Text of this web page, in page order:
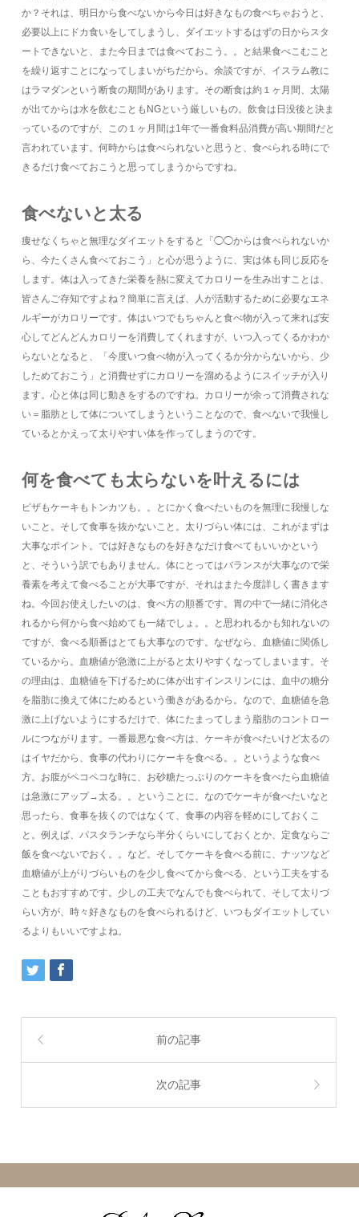
か？それは、明日から食べないから今日は好きなもの食べちゃおうと、
必要以上にドカ食いをしてしまうし、ダイエットするはずの日からスタ
ートできないと、また今日までは食べておこう。。と結果食べこむこと
を繰り返すことになってしまいがちだから。余談ですが、イスラム教に
はラマダンという断食の期間があります。その断食は約１ヶ月間、太陽
が出てからは水を飲むこともNGという厳しいもの。飲食は日没後と決ま
っているのですが、この１ヶ月間は1年で一番食料品消費が高い期間だと
言われています。何時からは食べられないと思うと、食べられる時にで
きるだけ食べておこうと思ってしまうからですね。
食べないと太る
痩せなくちゃと無理なダイエットをすると「◯◯からは食べられないか
ら、今たくさん食べておこう」と心が思うように、実は体も同じ反応を
します。体は入ってきた栄養を熱に変えてカロリーを生み出すことは、
皆さんご存知ですよね？簡単に言えば、人が活動するために必要なエネ
ルギーがカロリーです。体はいつでもちゃんと食べ物が入って来れば安
心してどんどんカロリーを消費してくれますが、いつ入ってくるかわか
らないとなると、「今度いつ食べ物が入ってくるか分からないから、少
しためておこう」と消費せずにカロリーを溜めるようにスイッチが入り
ます。心と体は同じ動きをするのですね。カロリーが余って消費されな
い＝脂肪として体についてしまうということなので、食べないで我慢し
ているとかえって太りやすい体を作ってしまうのです。
何を食べても太らないを叶えるには
ピザもケーキもトンカツも。。とにかく食べたいものを無理に我慢しな
いこと。そして食事を抜かないこと。太りづらい体には、これがまずは
大事なポイント。では好きなものを好きなだけ食べてもいいかという
と、そういう訳でもありません。体にとってはバランスが大事なので栄
養素を考えて食べることが大事ですが、それはまた今度詳しく書きます
ね。今回お使えしたいのは、食べ方の順番です。胃の中で一緒に消化さ
れるから何から食べ始めても一緒でしょ。。と思われるかも知れないの
ですが、食べる順番はとても大事なのです。なぜなら、血糖値に関係し
ているから。血糖値が急激に上がると太りやすくなってしまいます。そ
の理由は、血糖値を下げるために体が出すインスリンには、血中の糖分
を脂肪に換えて体にためるという働きがあるから。なので、血糖値を急
激に上げないようにするだけで、体にたまってしまう脂肪のコントロー
ルにつながります。一番最悪な食べ方は、ケーキが食べたいけど太るの
はイヤだから、食事の代わりにケーキを食べる。。というような食べ
方。お腹がペコペコな時に、お砂糖たっぷりのケーキを食べたら血糖値
は急激にアップ→太る。。ということに。なのでケーキが食べたいなと
思ったら、食事を抜くのではなくて、食事の内容を軽めにしておくこ
と。例えば、パスタランチなら半分くらいにしておくとか、定食ならご
飯を食べないでおく。。など。そしてケーキを食べる前に、ナッツなど
血糖値が上がりづらいものを少し食べてから食べる、という工夫をする
こともおすすめです。少しの工夫でなんでも食べられて、そして太りづ
らい方が、時々好きなものを食べられるけど、いつもダイエットしてい
るよりもいいですよね。
前の記事
次の記事